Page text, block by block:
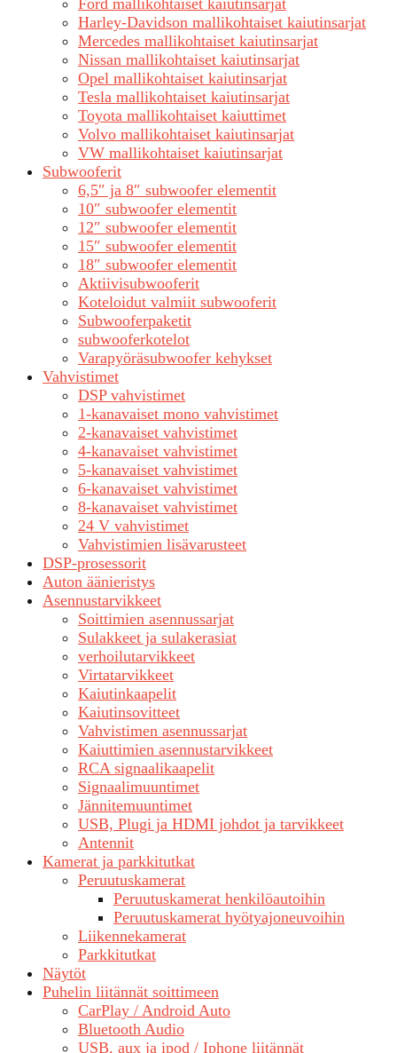
Ford mallikohtaiset kaiutinsarjat
Harley-Davidson mallikohtaiset kaiutinsarjat
Mercedes mallikohtaiset kaiutinsarjat
Nissan mallikohtaiset kaiutinsarjat
Opel mallikohtaiset kaiutinsarjat
Tesla mallikohtaiset kaiutinsarjat
Toyota mallikohtaiset kaiuttimet
Volvo mallikohtaiset kaiutinsarjat
VW mallikohtaiset kaiutinsarjat
Subwooferit
6,5″ ja 8″ subwoofer elementit
10″ subwoofer elementit
12″ subwoofer elementit
15″ subwoofer elementit
18″ subwoofer elementit
Aktiivisubwooferit
Koteloidut valmiit subwooferit
Subwooferpaketit
subwooferkotelot
Varapyöräsubwoofer kehykset
Vahvistimet
DSP vahvistimet
1-kanavaiset mono vahvistimet
2-kanavaiset vahvistimet
4-kanavaiset vahvistimet
5-kanavaiset vahvistimet
6-kanavaiset vahvistimet
8-kanavaiset vahvistimet
24 V vahvistimet
Vahvistimien lisävarusteet
DSP-prosessorit
Auton äänieristys
Asennustarvikkeet
Soittimien asennussarjat
Sulakkeet ja sulakerasiat
verhoilutarvikkeet
Virtatarvikkeet
Kaiutinkaapelit
Kaiutinsovitteet
Vahvistimen asennussarjat
Kaiuttimien asennustarvikkeet
RCA signaalikaapelit
Signaalimuuntimet
Jännitemuuntimet
USB, Plugi ja HDMI johdot ja tarvikkeet
Antennit
Kamerat ja parkkitutkat
Peruutuskamerat
Peruutuskamerat henkilöautoihin
Peruutuskamerat hyötyajoneuvoihin
Liikennekamerat
Parkkitutkat
Näytöt
Puhelin liitännät soittimeen
CarPlay / Android Auto
Bluetooth Audio
USB, aux ja ipod / Iphone liitännät